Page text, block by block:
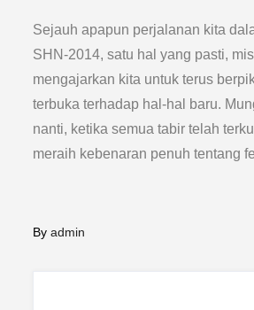
Sejauh apapun perjalanan kita
SHN-2014, satu hal yang pasti,
mengajarkan kita untuk terus
terbuka terhadap hal-hal baru.
nanti, ketika semua tabir telah
meraih kebenaran penuh tentang
Byadmin